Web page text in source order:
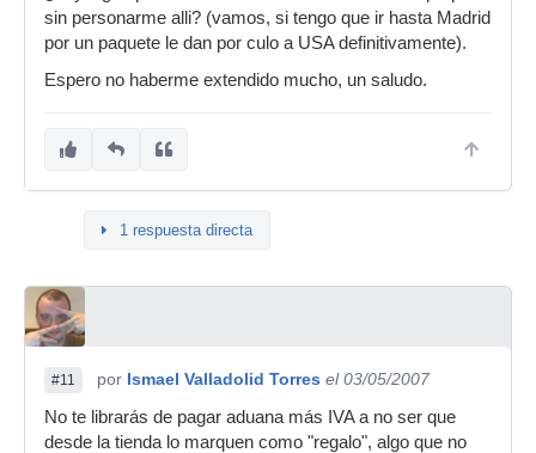
sin personarme alli? (vamos, si tengo que ir hasta Madrid
por un paquete le dan por culo a USA definitivamente).
Espero no haberme extendido mucho, un saludo.
1 respuesta directa
#11 por Ismael Valladolid Torres el 03/05/2007
No te librarás de pagar aduana más IVA a no ser que
desde la tienda lo marquen como "regalo", algo que no